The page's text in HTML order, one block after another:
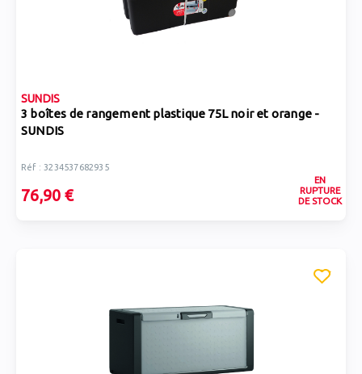
SUNDIS
3 boîtes de rangement plastique 75L noir et orange -
SUNDIS
Réf : 3234537682935
76,90 €
EN
RUPTURE
DE STOCK